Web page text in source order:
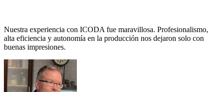
Nuestra experiencia con ICODA fue maravillosa. Profesionalismo,
alta eficiencia y autonomía en la producción nos dejaron solo con
buenas impresiones.